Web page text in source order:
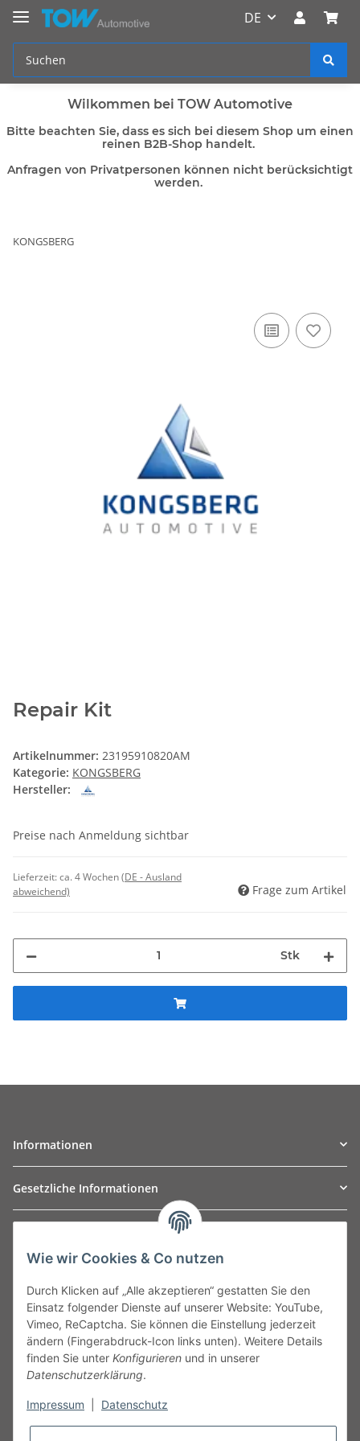
DE
Wilkommen bei TOW Automotive
Bitte beachten Sie, dass es sich bei diesem Shop um einen
reinen B2B-Shop handelt.
Anfragen von Privatpersonen können nicht berücksichtigt
werden.
KONGSBERG
Repair Kit
Artikelnummer: 23195910820AM
Kategorie: KONGSBERG
Hersteller:
Preise nach Anmeldung sichtbar
Lieferzeit:ca. 4 Wochen(DE - Ausland
abweichend)
Frage zum Artikel
Stk
Informationen
Gesetzliche Informationen
Leibnizstraße 2a
Germany
Phone:+49 40 5287270
Fax:+49 40 5281050
Email:sales@tow-automotive.de
Wie wir Cookies & Co nutzen
Durch Klicken auf „Alle akzeptieren“ gestatten Sie den
Einsatz folgender Dienste auf unserer Website: YouTube,
Vimeo, ReCaptcha. Sie können die Einstellung jederzeit
ändern (Fingerabdruck-Icon links unten). Weitere Details
finden Sie unter Konfigurieren und in unserer
Datenschutzerklärung.
Impressum Datenschutz